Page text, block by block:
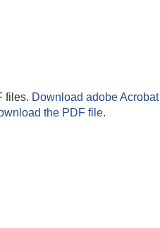
files. Download adobe Acrobat
the PDF file.